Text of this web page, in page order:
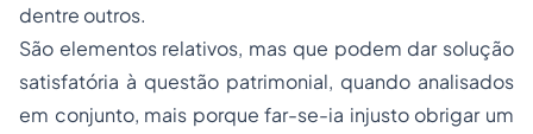
dentre outros.
São elementos relativos, mas que podem dar solução
satisfatória à questão patrimonial, quando analisados
em conjunto, mais porque far-se-ia injusto obrigar um